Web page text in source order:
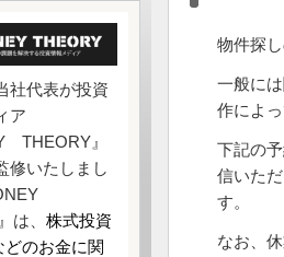
物件探
一般に
作によ
下記の
信いた
す。
なお、
社代表が投資
ア
THEORY』
修いたしまし
は、 株式投資
どのお金に関